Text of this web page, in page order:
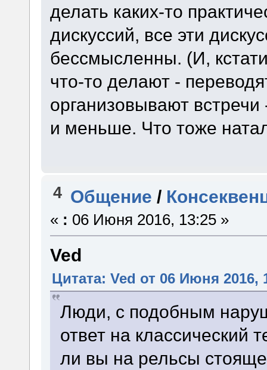
делать каких-то
дискуссий, все эти
бессмысленны. (И,
что-то делают -
организовывают
и меньше. Что тоже
4 Общение /
« : 06 Июня 2016, 13:25 »
Ved
Цитата: Ved от 06 Июня 2016,
Люди, с подобным
ответ на классический
ли вы на рельсы